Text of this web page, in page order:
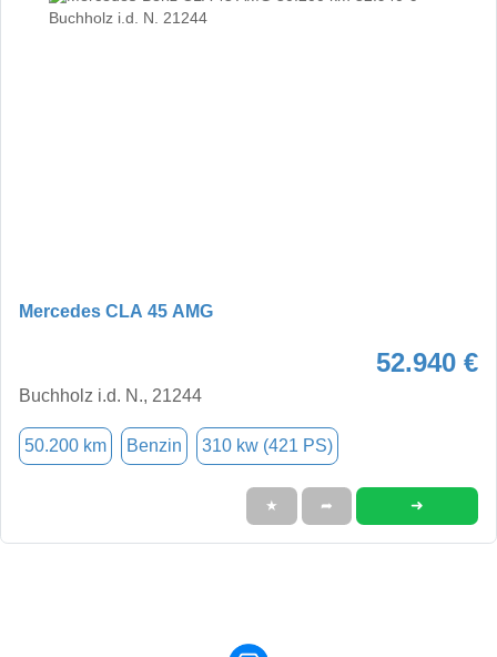
Mercedes CLA 45 AMG
52.940 €
Buchholz i.d. N., 21244
50.200 km Benzin 310 kw (421 PS)
★ ➦ ➜